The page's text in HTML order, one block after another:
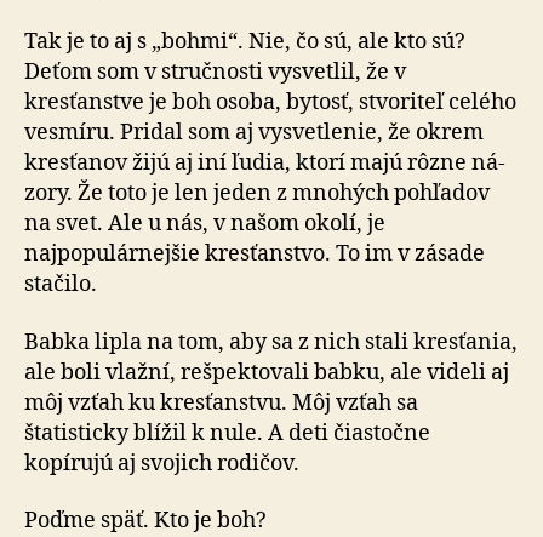
Tak je to aj s „bohmi“. Nie, čo sú, ale kto sú?
Deťom som v stručnosti vysvetlil, že v
kresťanstve je boh osoba, bytosť, stvoriteľ celého
vesmíru. Pridal som aj vysvetlenie, že okrem
kresťanov žijú aj iní ľudia, ktorí majú rôzne ná­
zo­ry. Že toto je len jeden z mnohých pohľadov
na svet. Ale u nás, v našom okolí, je
najpopulárnejšie kresťanstvo. To im v zásade
stačilo.
Babka lipla na tom, aby sa z nich stali kresťania,
ale boli vlažní, rešpektovali babku, ale videli aj
môj vzťah ku kresťanstvu. Môj vzťah sa
štatisticky blížil k nule. A deti čiastočne
kopírujú aj svojich rodičov.
Poďme späť. Kto je boh?